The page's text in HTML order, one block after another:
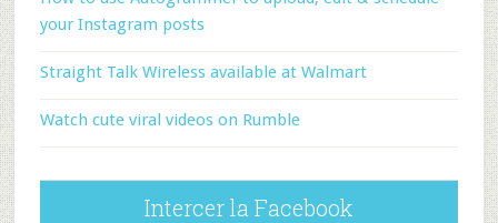
your Instagram posts
Straight Talk Wireless available at Walmart
Watch cute viral videos on Rumble
Intercer la Facebook